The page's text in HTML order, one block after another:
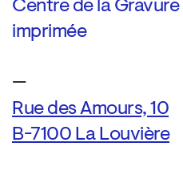
Centre de la Gravure
imprimée
—
Rue des Amours, 10
B-7100 La Louvière